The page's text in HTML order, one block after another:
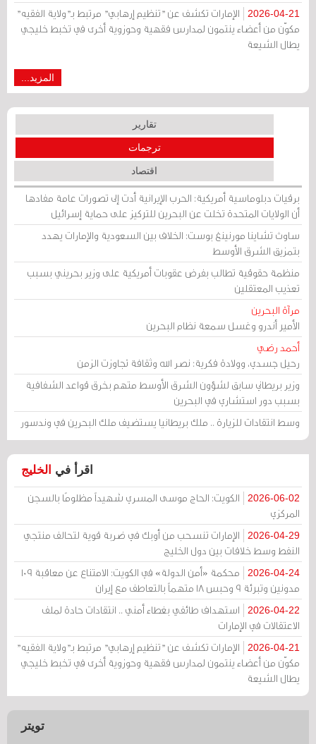
2026-04-21
الإمارات تكشف عن "تنظيم إرهابي" مرتبط بـ"ولاية الفقيه"
مكوّن من أعضاء ينتمون لمدارس فقهية وحوزوية أخرى في تخبط خليجي
يطال الشيعة
المزيد...
تقارير
ترجمات
اقتصاد
برقيات دبلوماسية أمريكية: الحرب الإيرانية أدت إلى تصورات عامة مفادها
أن الولايات المتحدة تخلت عن البحرين للتركيز على حماية إسرائيل
ساوث تشاينا مورنينغ بوست: الخلاف بين السعودية والإمارات يهدد
بتمزيق الشرق الأوسط
منظمة حقوقية تطالب بفرض عقوبات أمريكية على وزير بحريني بسبب
تعذيب المعتقلين
مرآة البحرين
الأمير أندرو وغسل سمعة نظام البحرين
أحمد رضي
رحيل جسدي، وولادة فكرية: نصر الله وثقافة تجاوزت الزمن
وزير بريطاني سابق لشؤون الشرق الأوسط متهم بخرق قواعد الشفافية
بسبب دور استشاري في البحرين
وسط انتقادات للزيارة .. ملك بريطانيا يستضيف ملك البحرين في وندسور
اقرأ في الخليج
2026-06-02
الكويت: الحاج موسى المسري شهيداً مظلومًا بالسجن
المركزي
2026-04-29
الإمارات تنسحب من أوبك في ضربة قوية لتحالف منتجي
النفط وسط خلافات بين دول الخليج
2026-04-24
محكمة «أمن الدولة» في الكويت: الامتناع عن معاقبة 109
مدونين وتبرئة 9 وحبس 18 متهماً بالتعاطف مع إيران
2026-04-22
استهداف طائفي بغطاء أمني .. انتقادات حادة لملف
الاعتقالات في الإمارات
2026-04-21
الإمارات تكشف عن "تنظيم إرهابي" مرتبط بـ"ولاية الفقيه"
مكوّن من أعضاء ينتمون لمدارس فقهية وحوزوية أخرى في تخبط خليجي
يطال الشيعة
تويتر